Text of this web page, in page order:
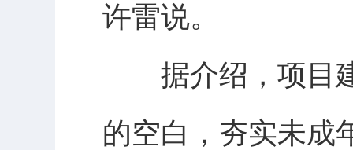
许雷说。
据介绍，项目建
的空白，夯实未成